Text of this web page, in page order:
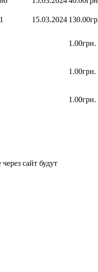
1 15.03.2024
1.00грн.
1.00грн.
1.00грн.
сайт будут